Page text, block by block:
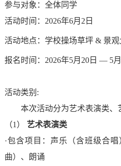
信
息
业
大
开
学
息
公
系
我
们
才
参与对象：全体同学
活动时间：2026年6月2日
活动地点：学校操场草坪 & 景
报名时间：2026年5月20日 — 5
活动类别:
本次活动分为艺术表演类、
（1） 艺术表演类
·包含项目：声乐（含班级合
曲）、朗诵